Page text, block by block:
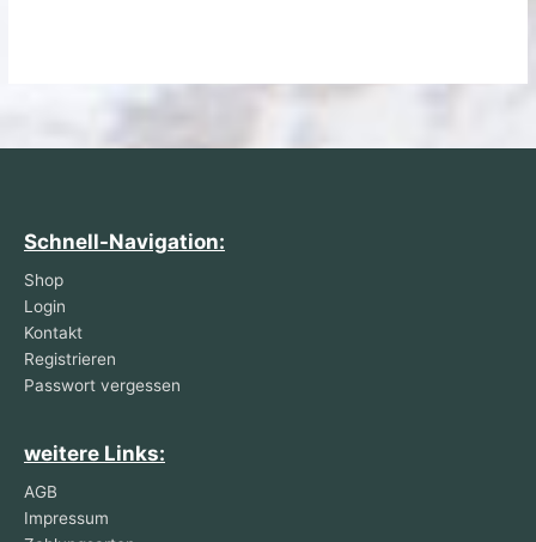
Schnell-Navigation:
Shop
Login
Kontakt
Registrieren
Passwort vergessen
weitere Links:
AGB
Impressum